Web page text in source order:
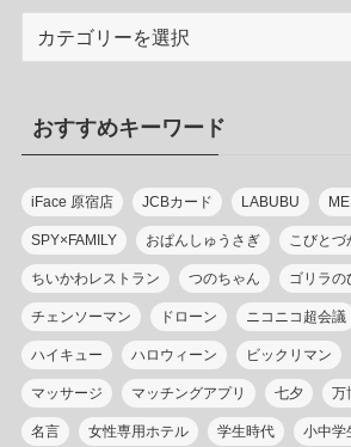
リ
ー
おすすめキーワード
iFace 原宿店 JCBカード LABUBU
SPY×FAMILY おぱんしゅうさぎ こびとづ
ちいかわレストラン つのちゃん ゴリラの
チェンソーマン ドローン ニコニコ超会議
ハイキュー ハロウィーン ビックリマン
マッサージ マッチングアプリ 七夕 万
名言 女性専用ホテル 学生時代 小中学